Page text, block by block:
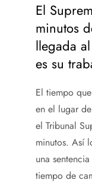
El
minutos
llegada
es su
El tiempo
en el lugar
el Tribunal
minutos. Así
una
tiempo de